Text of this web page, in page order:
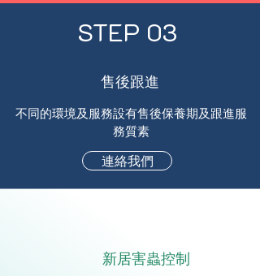
STEP 03
售後跟進
不同的環境及服務設有售後保養期及跟進服
務質素
連絡我們
新居害蟲控制